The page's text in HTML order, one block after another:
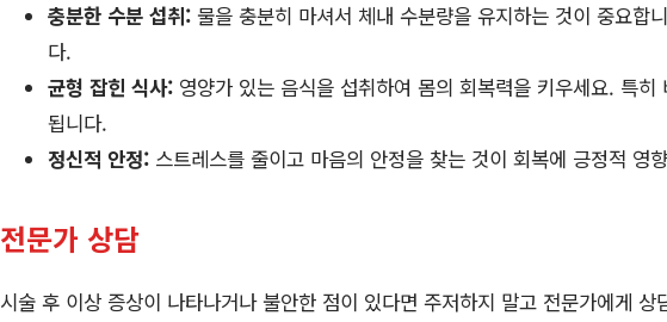
충분한 수분 섭취: 물을 충분히 마셔서 체내 수분량을 유지하는 것이 중요합
다.
균형 잡힌 식사: 영양가 있는 음식을 섭취하여 몸의 회복력을 키우세요. 특
됩니다.
정신적 안정: 스트레스를 줄이고 마음의 안정을 찾는 것이 회복에 긍정적 영
전문가 상담
시술 후 이상 증상이 나타나거나 불안한 점이 있다면 주저하지 말고 전문가에게